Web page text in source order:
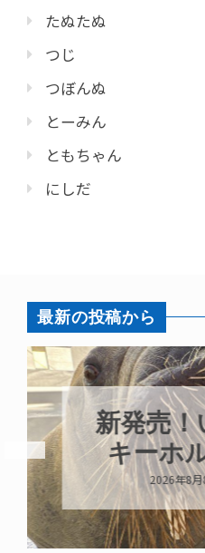
たぬたぬ
つじ
つぼんぬ
とーみん
ともちゃん
にしだ
最新の投稿から
パラオ
ガイが
い
2026